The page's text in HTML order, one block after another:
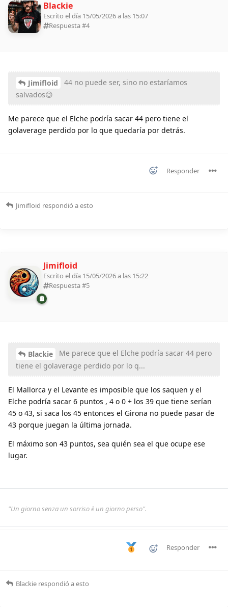
Blackie
Escrito el día 15/05/2026 a las 15:07
Respuesta #4
Jimifloid
44 no puede ser, sino no estaríamos
salvados😉
Me parece que el Elche podría sacar 44 pero tiene el
golaverage perdido por lo que quedaría por detrás.
Responder
Jimifloid respondió a esto
Jimifloid
Escrito el día 15/05/2026 a las 15:22
Respuesta #5
Blackie
Me parece que el Elche podría sacar 44 pero
tiene el golaverage perdido por lo q...
El Mallorca y el Levante es imposible que los saquen y el
Elche podría sacar 6 puntos , 4 o 0 + los 39 que tiene serían
45 o 43, si saca los 45 entonces el Girona no puede pasar de
43 porque juegan la última jornada.
El máximo son 43 puntos, sea quién sea el que ocupe ese
lugar.
"Un giorno senza un sorriso è un giorno perso".
Responder
Blackie respondió a esto